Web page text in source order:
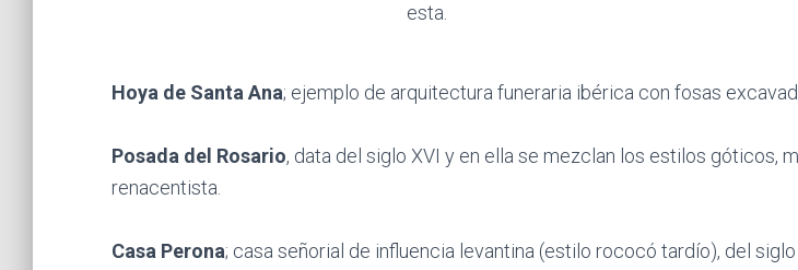
esta.
Hoya de Santa Ana; ejemplo de arquitectura funeraria ibérica con fosas
Posada del Rosario, data del siglo XVI y en ella se mezclan los estilos góticos,
renacentista.
Casa Perona; casa señorial de influencia levantina (estilo rococó tardío), del siglo